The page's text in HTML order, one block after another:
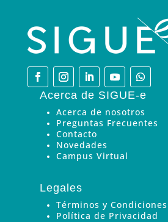
Acerca de SIGUE-e
Acerca de nosotros
Preguntas Frecuentes
Contacto
Novedades
Campus Virtual
Legales
Términos y Condiciones
Política de Privacidad